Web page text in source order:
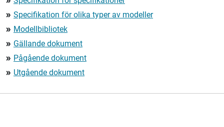
double_arrow Specifikation för olika typer av modeller
double_arrow Modellbibliotek
double_arrow Gällande dokument
double_arrow Pågående dokument
double_arrow Utgående dokument